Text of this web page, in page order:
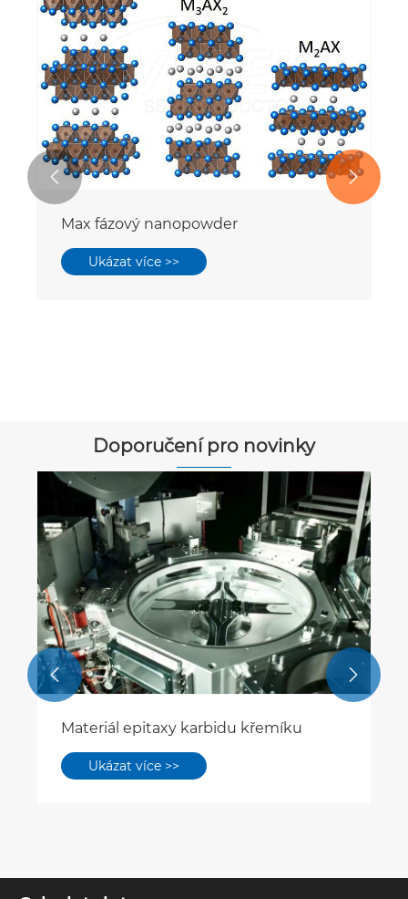
Max fázový nanopowder
Ukázat více >>
 
Doporučení pro novinky
Materiál epitaxy karbidu křemíku
Ukázat více >>
 